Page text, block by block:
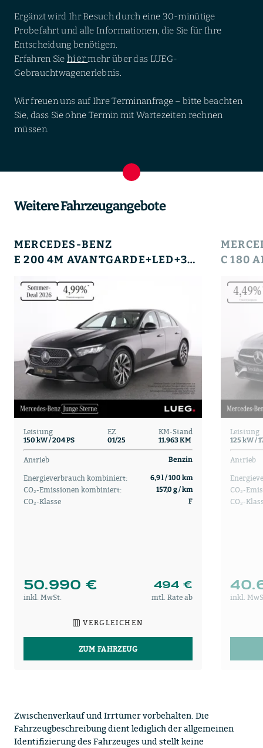
Ergänzt wird Ihr Besuch durch eine 30-minütige
Probefahrt und alle Informationen, die Sie für Ihre
Entscheidung benötigen.
Erfahren Sie hiermehr über das LUEG-
Gebrauchtwagenerlebnis.
Wir freuen uns auf Ihre Terminanfrage – bitte beachten
Sie, dass Sie ohne Termin mit Wartezeiten rechnen
müssen.
Weitere Fahrzeugangebote
MERCEDES-BENZ
E 200 4M AVANTGARDE+LED+360°+TOTW+LEDER+PTS+DAB+
Leistung
150 kW / 204 PS
EZ
01/25
KM-Stand
11.963 KM
Antrieb Benzin
Energieverbrauch kombiniert: 6,9 l / 100 km
CO₂-Emissionen kombiniert: 157,0 g / km
CO₂-Klasse F
50.990 € 494 €
inkl. MwSt. mtl. Rate ab
VERGLEICHEN
ZUM FAHRZEUG
Leistung
125 kW /
Antrieb
CO₂-
CO₂-
inkl.
Zwischenverkauf und Irrtümer vorbehalten. Die
Fahrzeugbeschreibung dient lediglich der allgemeinen
Identifizierung des Fahrzeuges und stellt keine